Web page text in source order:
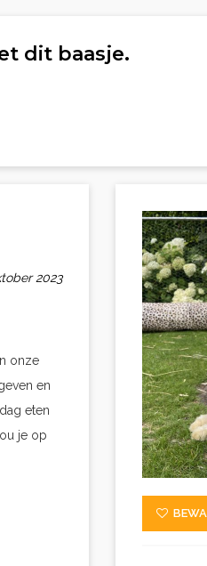
dit baasje.
2023
onze
en
eten
je op